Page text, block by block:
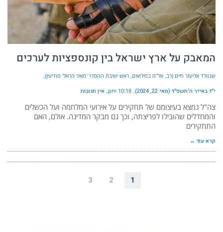
המאבק על ארץ ישראל בין קונספציות לערכים
שנוולד אליעזר חיים (רב, אל"מ במילואים, ראש ישיבת ההסדר 'מאיר הראל' מודיעין)
י״ד באייר ה׳תשפ״ד (מאי 22, 2024) 10:18 pm אין תגובות
צה"ל נמצא בעיצומם של תחקירים על אירועי המלחמה ועל הכשלים
והמחדלים שהובילו לפריצתה, וכך גם מבקר המדינה. אולם, האם
התחקירים
קרא עוד ←
1
2
3